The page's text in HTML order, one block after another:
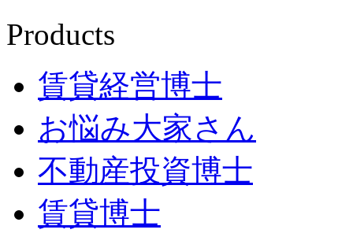
Products
賃貸経営博士
お悩み大家さん
不動産投資博士
賃貸博士